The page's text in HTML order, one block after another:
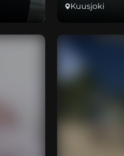
Kuusjoki